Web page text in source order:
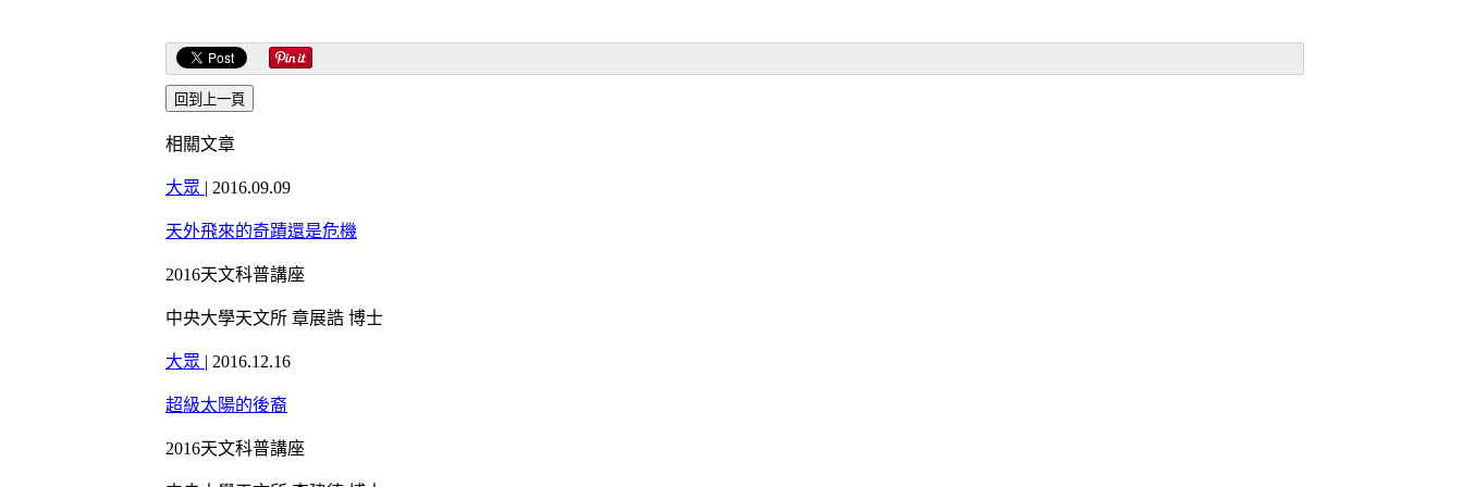
相關文章
大眾 | 2016.09.09
天外飛來的奇蹟還是危機
2016天文科普講座
中央大學天文所 章展誥 博士
大眾 | 2016.12.16
超級太陽的後裔
2016天文科普講座